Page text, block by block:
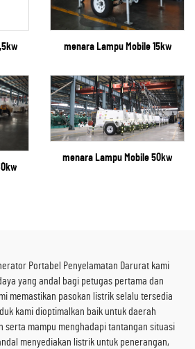
menara Lampu Mobile 15kw
menara Lampu Mobile 50kw
Portabel Penyelamatan Darurat kami
yang andal bagi petugas pertama dan
memastikan pasokan listrik selalu tersedia
kami dioptimalkan baik untuk daerah
serta mampu menghadapi tantangan situasi
menyediakan listrik untuk penerangan,